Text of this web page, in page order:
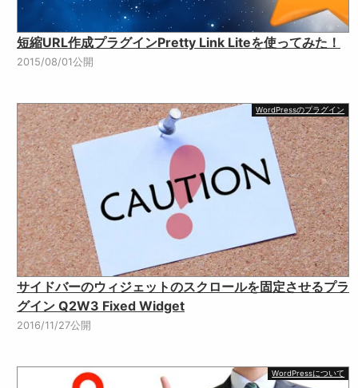
短縮URL作成プラグインPretty Link Liteを使ってみた！
2015/08/01公開
WordPressのプラグイン
サイドバーのウィジェットのスクロールを固定させるプラ
グイン Q2W3 Fixed Widget
2016/11/27公開
WordPressについて